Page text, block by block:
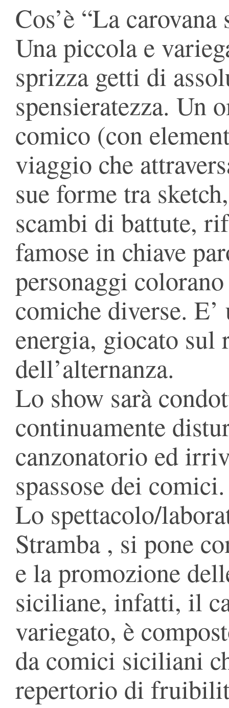
Cos’è “La carovana
Una piccola e
sprizza getti di
spensieratezza. Un
comico (con
viaggio che
sue forme tra
scambi di battute,
famose in chiave
personaggi
comiche diverse.
energia, giocato sul
dell’alternanza.
Lo show sarà
continuamente
canzonatorio ed
spassose dei comici.
Lo spettacolo/
Stramba , si pone
e la promozione
siciliane, infatti, il
variegato, è
da comici siciliani
repertorio di